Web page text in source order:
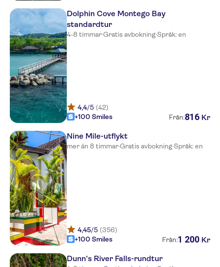
inclusive
Ocean Coral Spring
Sunscape Cove Resort & Spa
Riu Palace Aquarelle
Sunset at the Palms All
Inclusive
Couples Negril All Inclusive
Legends Beach Resort
OCEAN EDEN BAY
Altamont West Hotel
RIU Tropical Bay
Princess Grand Jamaica
RIU Negril
Royalton Blue Waters
Hotel Excellence Oyster Bay
Dolphin Cove Montego Bay
standardtur
4-8 timmar·Gratis avbokning·Språk: en
4,4/5 (42)
+100 Smiles
Från:816 Kr
Nine Mile-utflykt
mer än 8 timmar·Gratis avbokning·Språk: en
4,45/5 (356)
+100 Smiles
Från:1 200 Kr
Dunn’s River Falls-rundtur